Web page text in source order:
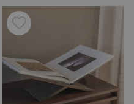
Toevoegen aan
Verwijderen van verlanglijst